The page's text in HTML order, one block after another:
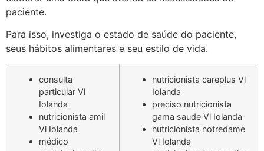
paciente.
Para isso, investiga o estado de saúde do paciente,
seus hábitos alimentares e seu estilo de vida.
consulta
particular Vl
Iolanda
nutricionista amil
Vl Iolanda
médico
nutricionista careplus Vl
Iolanda
preciso nutricionista
gama saude Vl Iolanda
nutricionista notredame
Vl Iolanda